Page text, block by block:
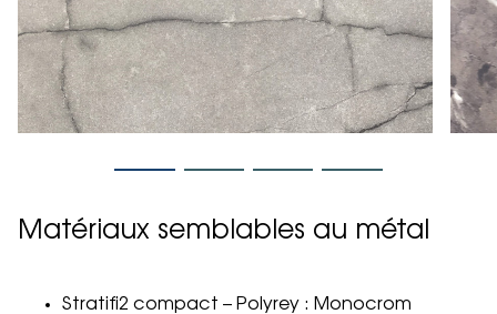
Matériaux semblables au métal
Stratifi2 compact – Polyrey : Monocrom